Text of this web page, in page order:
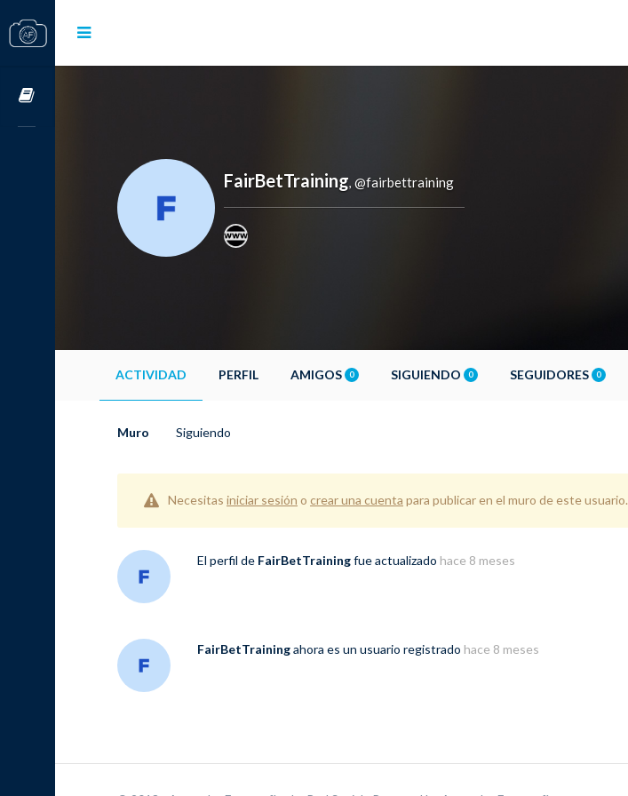
FairBetTraining, @fairbettraining
ACTIVIDAD PERFIL AMIGOS 0 SIGUIENDO 0 SEGUIDORES 0
Muro Siguiendo
Necesitas iniciar sesión o crear una cuenta para publicar en el muro de este usuario.
El perfil de FairBetTrainingfue actualizado hace 8 meses
FairBetTrainingahora es un usuario registrado hace 8 meses